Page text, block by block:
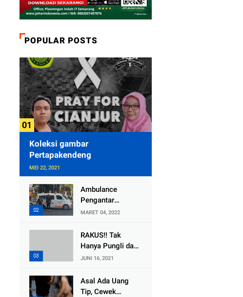
POPULAR POSTS
Koleksi gambar
Pertapakendeng
MEI 22, 2021
Ambulance
Pengantar
Jenazah Kepala
Mengalami
Kecelakaan
MARET 04, 2022
RAKUS!! Tak
Hanya Pungli dan
Dana Bedah
Diembat, ,
Perangkat Desa
JUNI 16, 2021
Asal Ada Uang
Tip, Cewek